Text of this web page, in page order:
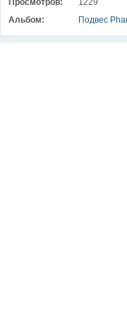
Просмотров:
1229
Альбом:
Подвес